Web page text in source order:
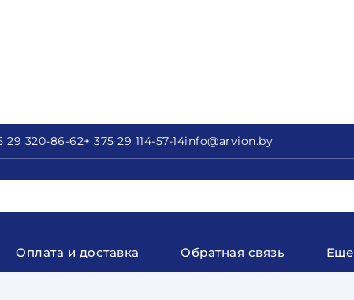
29 320-86-62+ 375 29 114-57-14info@arvion.by
Оплата и доставка Обратная связь Еще